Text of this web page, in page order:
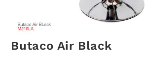
Butaco Air Black